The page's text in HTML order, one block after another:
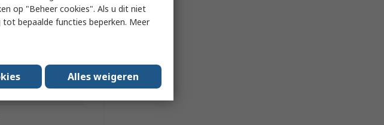
op "Beheer cookies". Als u dit niet
bepaalde functies beperken. Meer
Alles weigeren